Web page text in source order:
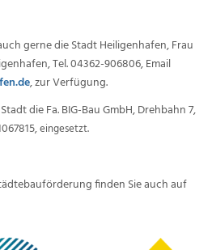
gerne die Stadt Heiligenhafen, Frau
Tel. 04362-906806, Email
, zur Verfügung.
die Fa. BIG-Bau GmbH, Drehbahn 7,
, eingesetzt.
finden Sie auch auf